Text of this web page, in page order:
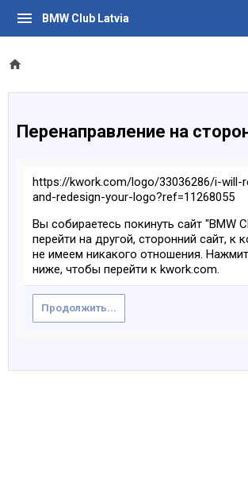
BMW Club Latvia
Перенаправление на
https://kwork.com/logo/33036286/i-will-
and-redesign-your-logo?ref=11268055
Вы собираетесь покинуть сайт "BMW
перейти на другой, сторонний сайт, к
не имеем никакого отношения.
ниже, чтобы перейти к kwork.com.
Продолжить...